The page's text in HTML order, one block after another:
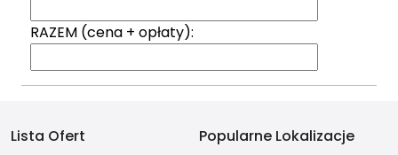
RAZEM (cena + opłaty):
Lista Ofert
Popularne Lokalizacje